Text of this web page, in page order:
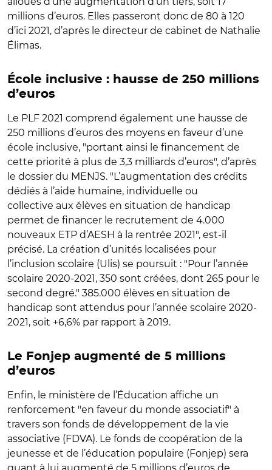
millions d’euros. Elles passeront donc de 80 à 120
d’ici 2021, d’après le directeur de cabinet de Nathalie
Élimas.
École inclusive : hausse de 250 millions
d’euros
Le PLF 2021 comprend également une hausse de
250 millions d’euros des moyens en faveur d’une
école inclusive, "portant ainsi le financement de
cette priorité à plus de 3,3 milliards d’euros", d’après
le dossier du MENJS. "L’augmentation des crédits
dédiés à l’aide humaine, individuelle ou
collective aux élèves en situation de handicap
permet de financer le recrutement de 4.000
nouveaux ETP d’AESH à la rentrée 2021", est-il
précisé. La création d’unités localisées pour
l’inclusion scolaire (Ulis) se poursuit : "Pour l’année
scolaire 2020-2021, 350 sont créées, dont 265 pour le
second degré." 385.000 élèves en situation de
handicap sont attendus pour l’année scolaire 2020-
2021, soit +6,6% par rapport à 2019.
Le Fonjep augmenté de 5 millions
d’euros
Enfin, le ministère de l’Éducation affiche un
renforcement "en faveur du monde associatif" à
travers son fonds de développement de la vie
associative (FDVA). Le fonds de coopération de la
jeunesse et de l’éducation populaire (Fonjep) sera
quant à lui augmenté de 5 millions d’euros de